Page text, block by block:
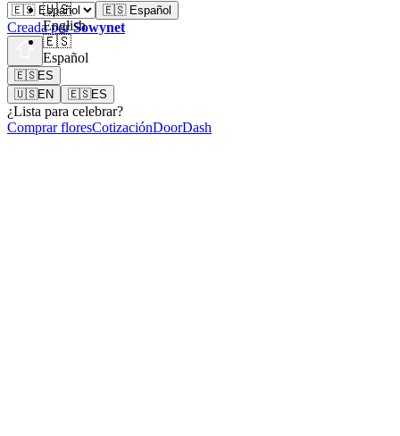
🇪🇸 Español
🇺🇸
English
🇪🇸
Español
Creada por Sowynet
🇪🇸ES
🇺🇸EN 🇪🇸ES
¿Lista para celebrar?
Comprar floresCotizaciónDoorDash